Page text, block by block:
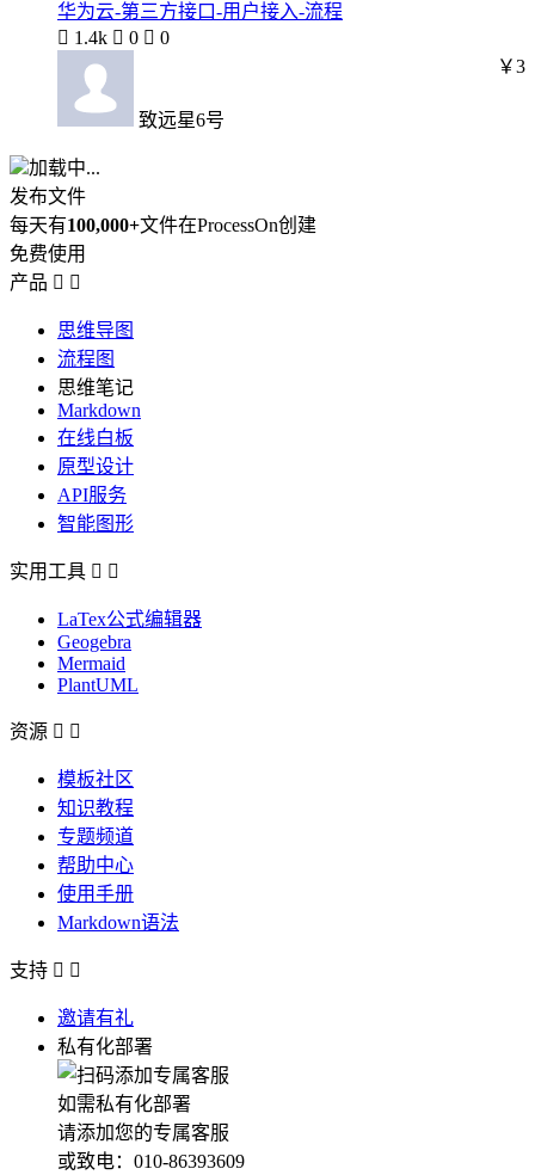
华为云-第三方接口-用户接入-流程
 1.4k  0  0
致远星6号
￥3
加载中...
发布文件
每天有100,000+文件在ProcessOn创建
免费使用
产品  
思维导图
流程图
思维笔记
Markdown
在线白板
原型设计
API服务
智能图形
实用工具  
LaTex公式编辑器
Geogebra
Mermaid
PlantUML
资源  
模板社区
知识教程
专题频道
帮助中心
使用手册
Markdown语法
支持  
邀请有礼
私有化部署
如需私有化部署
请添加您的专属客服
或致电：010-86393609